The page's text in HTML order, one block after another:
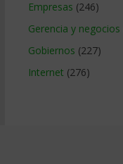
Empresas (246)
Gerencia y negocios
Gobiernos (227)
Internet (276)